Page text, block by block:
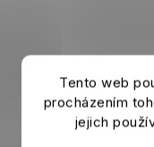
Tento web
procházením
jejich